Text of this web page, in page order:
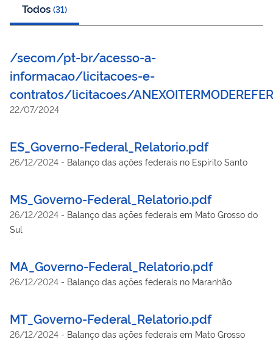
Todos (31)
/secom/pt-br/acesso-a-
informacao/licitacoes-e-
contratos/licitacoes/
22/07/2024
ES_Governo-Federal_Relatorio.pdf
26/12/2024 - Balanço das ações federais no Espírito Santo
MS_Governo-Federal_Relatorio.pdf
26/12/2024 - Balanço das ações federais em Mato Grosso do
Sul
MA_Governo-Federal_Relatorio.pdf
26/12/2024 - Balanço das ações federais no Maranhão
MT_Governo-Federal_Relatorio.pdf
26/12/2024 - Balanço das ações federais em Mato Grosso